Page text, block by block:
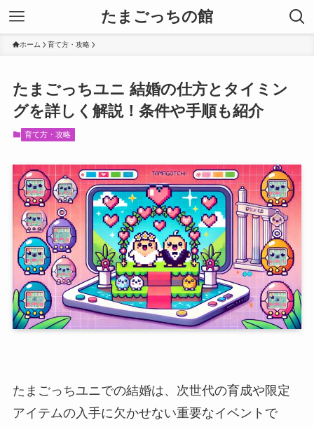
たまごっちの館
ホーム 育て方・攻略
たまごっちユニ 結婚の仕方とタイミン
グを詳しく解説！条件や手順も紹介
育て方・攻略
たまごっちユニでの結婚は、次世代の育成や限定
アイテムの入手に欠かせない重要なイベントで